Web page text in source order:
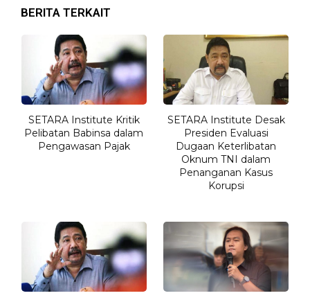
BERITA TERKAIT
SETARA Institute Kritik
Pelibatan Babinsa dalam
Pengawasan Pajak
SETARA Institute Desak
Presiden Evaluasi
Dugaan Keterlibatan
Oknum TNI dalam
Penanganan Kasus
Korupsi